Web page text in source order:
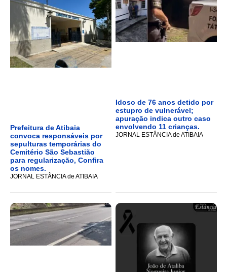
Prefeitura de Atibaia
convoca responsáveis por
sepulturas temporárias do
Cemitério São Sebastião
para regularização, Confira
os nomes.
JORNAL ESTÂNCIA de ATIBAIA
Idoso de 76 anos detido por
estupro de vulnerável;
apuração indica outro caso
envolvendo 11 crianças.
JORNAL ESTÂNCIA de ATIBAIA